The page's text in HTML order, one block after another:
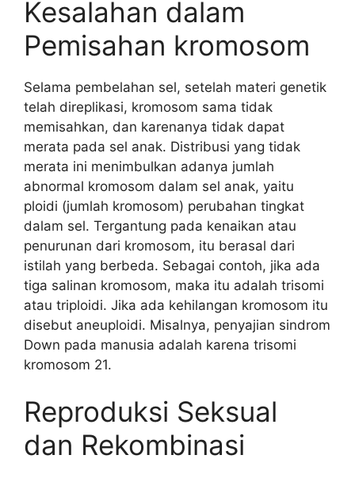
Kesalahan dalam
Pemisahan kromosom
Selama pembelahan sel, setelah materi genetik
telah direplikasi, kromosom sama tidak
memisahkan, dan karenanya tidak dapat
merata pada sel anak. Distribusi yang tidak
merata ini menimbulkan adanya jumlah
abnormal kromosom dalam sel anak, yaitu
ploidi (jumlah kromosom) perubahan tingkat
dalam sel. Tergantung pada kenaikan atau
penurunan dari kromosom, itu berasal dari
istilah yang berbeda. Sebagai contoh, jika ada
tiga salinan kromosom, maka itu adalah trisomi
atau triploidi. Jika ada kehilangan kromosom itu
disebut aneuploidi. Misalnya, penyajian sindrom
Down pada manusia adalah karena trisomi
kromosom 21.
Reproduksi Seksual
dan Rekombinasi